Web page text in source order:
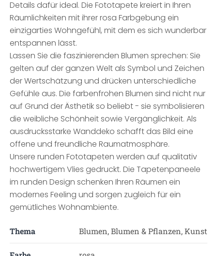
Details dafür ideal. Die Fototapete kreiert in Ihren
Räumlichkeiten mit ihrer rosa Farbgebung ein
einzigarties Wohngefühl, mit dem es sich wunderbar
entspannen lässt.
Lassen Sie die faszinierenden Blumen sprechen: Sie
gelten auf der ganzen Welt als Symbol und Zeichen
der Wertschätzung und drücken unterschiedliche
Gefühle aus. Die farbenfrohen Blumen sind nicht nur
auf Grund der Ästhetik so beliebt - sie symbolisieren
die weibliche Schönheit sowie Vergänglichkeit. Als
ausdrucksstarke Wanddeko schafft das Bild eine
offene und freundliche Raumatmosphäre.
Unsere runden Fototapeten werden auf qualitativ
hochwertigem Vlies gedruckt. Die Tapetenpaneele
im runden Design schenken Ihren Räumen ein
modernes Feeling und sorgen zugleich für ein
gemütliches Wohnambiente.
Thema Blumen, Blumen & Pflanzen, Kunst